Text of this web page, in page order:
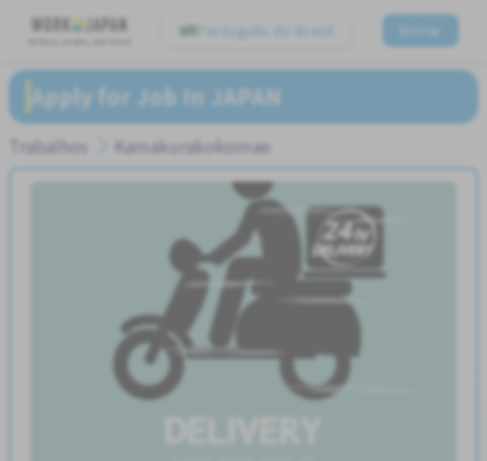
Português do Brasil Entrar
Apply for Job In JAPAN
Trabalhos Kamakurakokomae